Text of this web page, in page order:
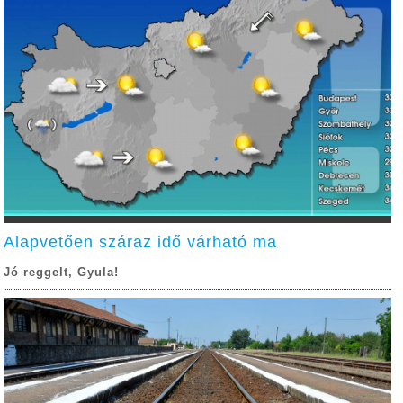
Alapvetően száraz idő várható ma
Jó reggelt, Gyula!